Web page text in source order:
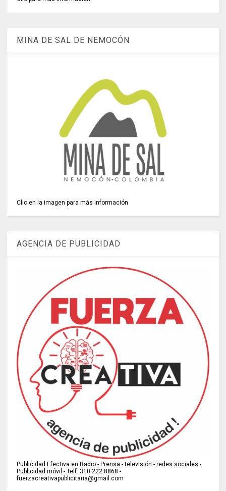
MINA DE SAL DE NEMOCÓN
Clic en la imagen para más información
AGENCIA DE PUBLICIDAD
Publicidad Efectiva en Radio - Prensa - televisión - redes sociales -
Publicidad móvil - Telf: 310 222 8868 -
fuerzacreativapublicitaria@gmail.com